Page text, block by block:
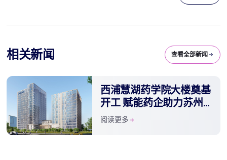
相关新闻 查看全部新闻
西浦慧湖药学院大楼奠基
开工 赋能药企助力苏州
“一号产业”腾飞
阅读更多